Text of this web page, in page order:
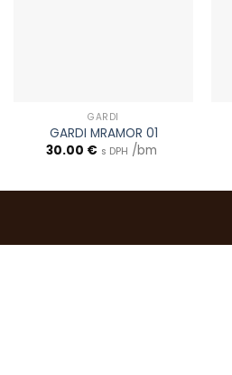
GARDI
GARDI MRAMOR 01
30.00 € s DPH /bm